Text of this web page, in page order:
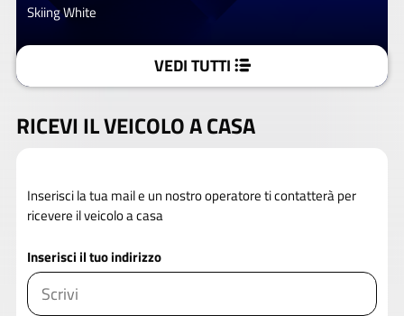
Skiing White
VEDI TUTTI
RICEVI IL VEICOLO A CASA
Inserisci la tua mail e un nostro operatore ti contatterà per
ricevere il veicolo a casa
Inserisci il tuo indirizzo